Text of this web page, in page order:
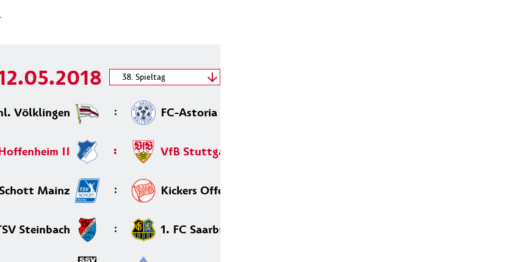
11.05.2018 - 12.05.2018
Völklingen : FC-Astoria Walldorf
II : VfB Stuttgart II
Mainz : Kickers Offenbach
Steinbach : 1. FC Saarbrücken